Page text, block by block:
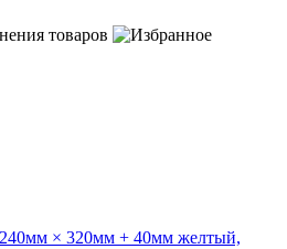
× 320мм + 40мм желтый,